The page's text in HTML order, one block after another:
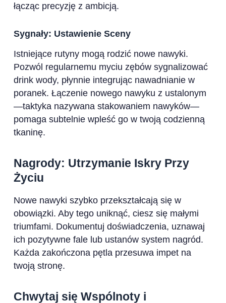
łącząc precyzję z ambicją.
Sygnały: Ustawienie Sceny
Istniejące rutyny mogą rodzić nowe nawyki.
Pozwól regularnemu myciu zębów sygnalizować
drink wody, płynnie integrując nawadnianie w
poranek. Łączenie nowego nawyku z ustalonym
—taktyka nazywana stakowaniem nawyków—
pomaga subtelnie wpleść go w twoją codzienną
tkaninę.
Nagrody: Utrzymanie Iskry Przy
Życiu
Nowe nawyki szybko przekształcają się w
obowiązki. Aby tego uniknąć, ciesz się małymi
triumfami. Dokumentuj doświadczenia, uznawaj
ich pozytywne fale lub ustanów system nagród.
Każda zakończona pętla przesuwa impet na
twoją stronę.
Chwytaj się Wspólnoty i